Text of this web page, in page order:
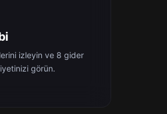
izleyin ve 8 gider
görün.